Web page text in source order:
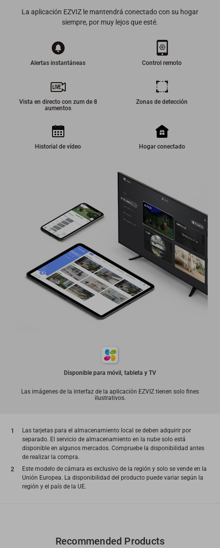
La aplicación EZVIZ le mantendrá conectado con su hogar
siempre, por muy lejos que esté.
Alertas instantáneas Control remoto
Vista en directo con zum de 8
aumentos
Zonas de detección
Historial de vídeo Hogar conectado
Disponible para móvil, tableta y TV
Las imágenes de la interfaz de la aplicación EZVIZ tienen solo fines
ilustrativos.
Las tarjetas para el almacenamiento local se deben adquirir por
separado. El servicio de almacenamiento en la nube solo está
disponible en algunos mercados. Compruebe la disponibilidad antes
de realizar la compra.
Este modelo de cámara es exclusivo de la región y solo se vende en la
Unión Europea. La disponibilidad del producto puede variar según la
región y el país de la UE.
Recommended Products